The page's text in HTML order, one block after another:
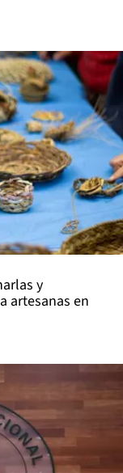
y
artesanas en